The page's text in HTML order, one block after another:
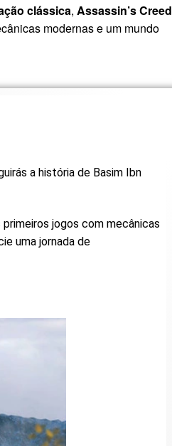
clássica, Assassin’s Creed
modernas e um mundo
a história de Basim Ibn
jogos com mecânicas
uma jornada de